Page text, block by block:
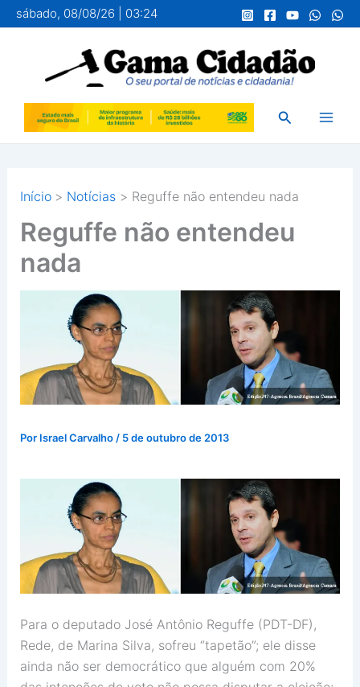
para
conteúdo
sábado, 08/08/26 | 03:24
Pesquisar
Início Notícias Reguffe não entendeu nada
Reguffe não entendeu
nada
Por Israel Carvalho/ 5 de outubro de 2013
Para o deputado José Antônio Reguffe (PDT-DF),
Rede, de Marina Silva, sofreu “tapetão”; ele disse
ainda não ser democrático que alguém com 20%